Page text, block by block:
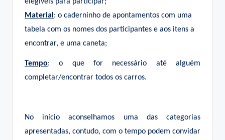
Material : o caderninho de apontamentos com uma
tabela com os nomes dos participantes e aos itens a
encontrar, e uma caneta;
Tempo: o que for necessário até alguém
completar/encontrar todos os carros.
No início aconselhamos uma das categorias
apresentadas, contudo, com o tempo podem convidar